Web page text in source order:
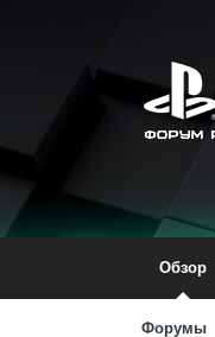
Обзор
Форумы